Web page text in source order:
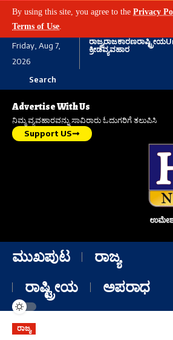
By using this site, you agree to the Privacy
Terms of Use
Friday, Aug 7,
2026
ರಾಜ್ಯರಾಜಕಾರಣರಾಷ್ಟ್ರೀಯ
ಕ್ರೀಡೆವ್ಯವಹಾರ
Search
Advertise With Us
ನಿಮ್ಮ ವ್ಯವಹಾರವನ್ನು ಸಾವಿರಾರು ಓದುಗರಿಗೆ ತಲುಪಿಸಿ
Support US
ಮುಖಪುಟ
ರಾಜ್ಯ
ರಾಷ್ಟ್ರೀಯ
ಅಪರಾಧ
ರಾಜ್ಯ